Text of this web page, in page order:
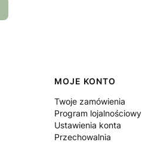
MOJE KONTO
Twoje zamówienia
Program lojalnościowy
Ustawienia konta
Przechowalnia